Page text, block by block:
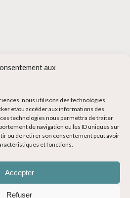
aux
nous utilisons des technologies
et/ou accéder aux informations des
technologies nous permettra de traiter
de navigation ou les ID uniques sur
ou de retirer son consentement peut avoir
et fonctions.
Accepter
Refuser